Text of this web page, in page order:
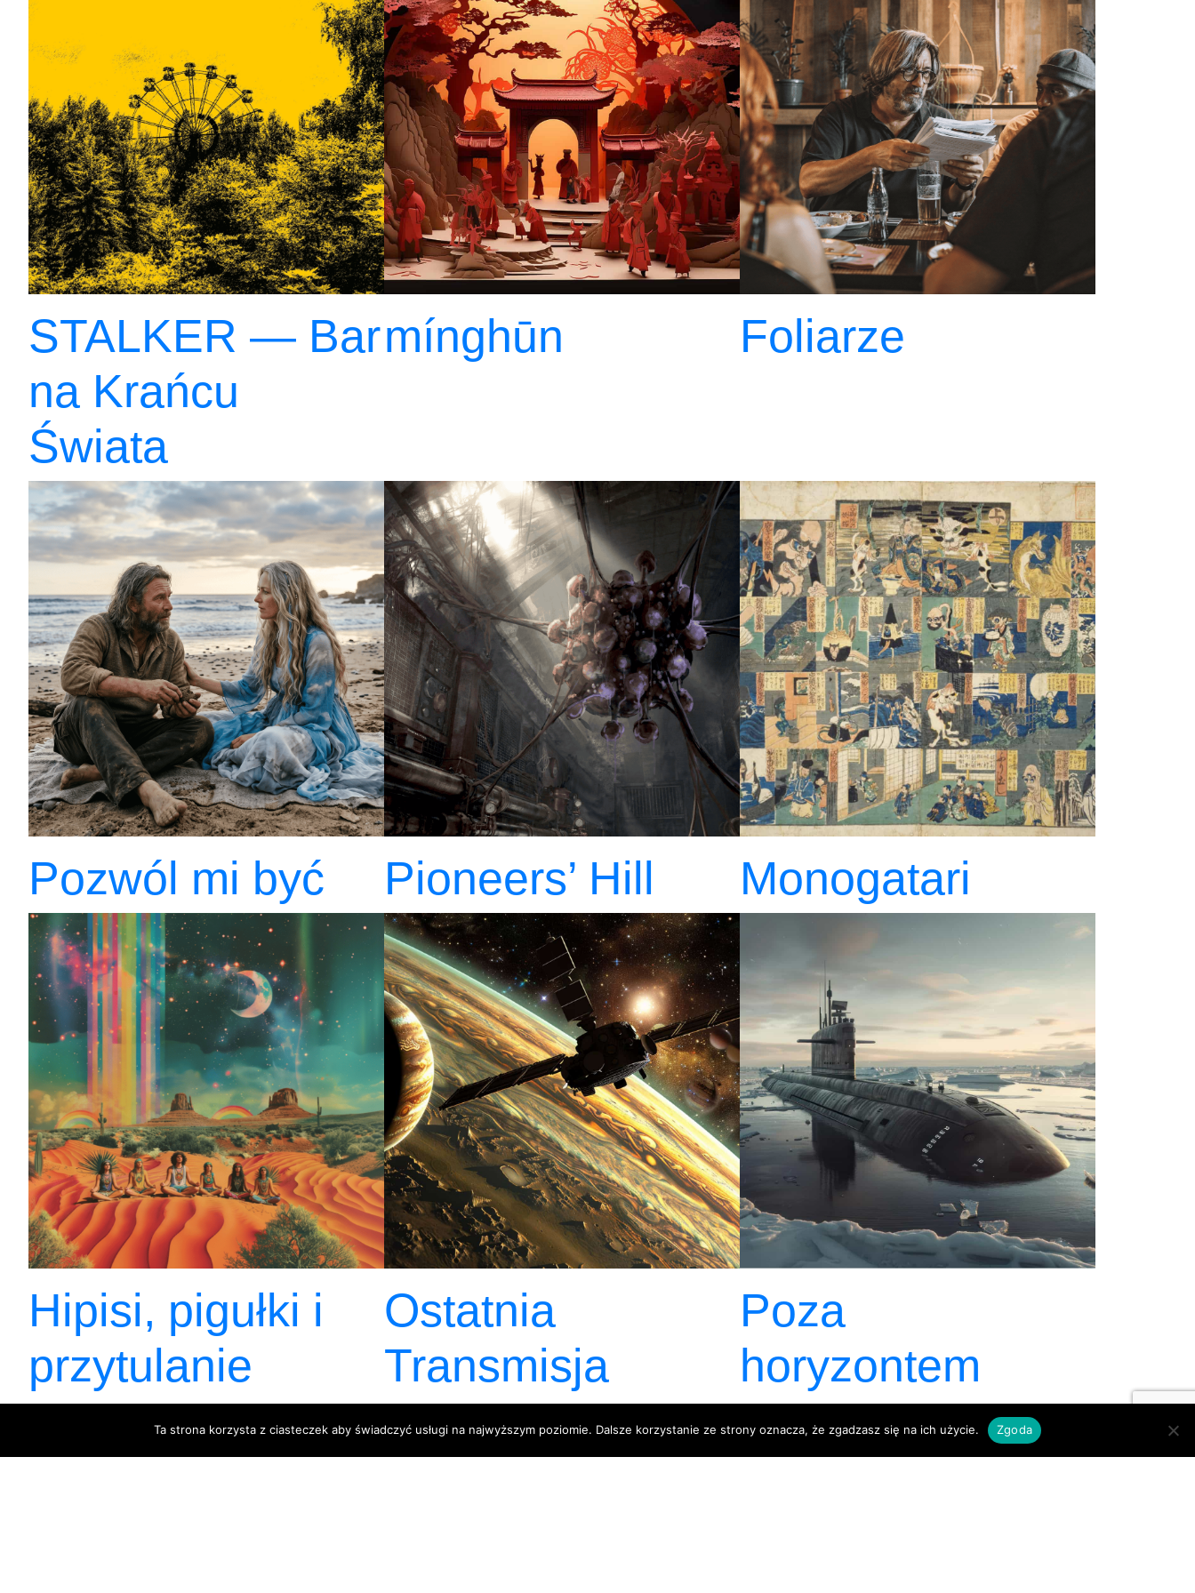
STALKER — Bar
na Krańcu
Świata
mínghūn Foliarze
Pozwól mi być Pioneers’ Hill Monogatari
Hipisi, pigułki i
przytulanie
Ostatnia
Transmisja
Hermesa
Poza
horyzontem
Ta strona korzysta z ciasteczek aby świadczyć usługi na najwyższym poziomie. Dalsze korzystanie ze strony oznacza, że zgadzasz się na ich użycie. Zgoda